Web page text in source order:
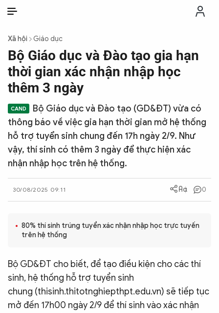
THỜI SỰ
CHỐNG DIỄN BIẾN HÒA BÌNH
CÔNG AN TRONG LÒNG DÂN
XÃ HỘI
PHÁP LUẬT
CÔNG NGHỆ
QUỐC TẾ
VĂN HÓA - THỂ THAO
BẠN ĐỌC & CAND
Xã hội Giáo dục
Bộ Giáo dục và Đào tạo gia hạn
thời gian xác nhận nhập học
thêm 3 ngày
Bộ Giáo dục và Đào tạo (GD&ĐT) vừa có
thông báo về việc gia hạn thời gian mở hệ thống
hỗ trợ tuyển sinh chung đến 17h ngày 2/9. Như
vậy, thí sinh có thêm 3 ngày để thực hiện xác
nhận nhập học trên hệ thống.
30/08/2025 09:11 0
80% thí sinh trúng tuyển xác nhận nhập học trực tuyến
trên hệ thống
Bộ GD&ĐT cho biết, để tạo điều kiện cho các thí
sinh, hệ thống hỗ trợ tuyển sinh
chung (thisinh.thitotnghiepthpt.edu.vn) sẽ tiếp tục
mở đến 17h00 ngày 2/9 để thí sinh vào xác nhận